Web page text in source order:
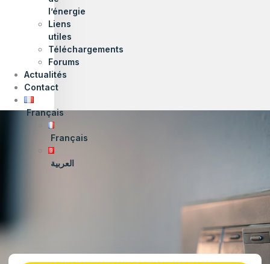
l’énergie
Liens
utiles
Téléchargements
Forums
Actualités
Contact
Français
Français
العربية